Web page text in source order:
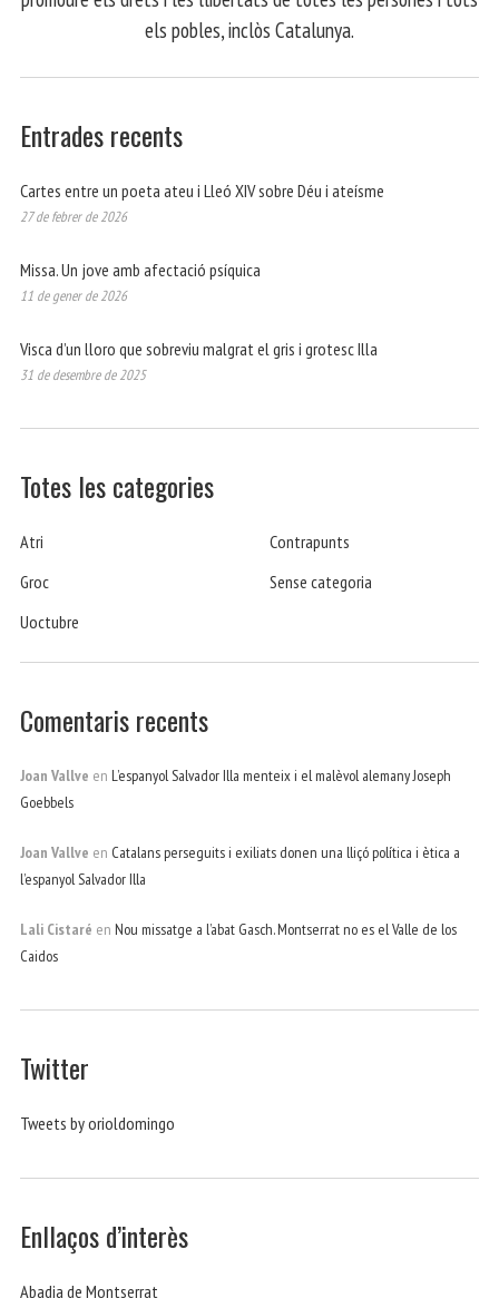
els pobles, inclòs Catalunya.
Entrades recents
Cartes entre un poeta ateu i Lleó XIV sobre Déu i ateísme
27 de febrer de 2026
Missa. Un jove amb afectació psíquica
11 de gener de 2026
Visca d’un lloro que sobreviu malgrat el gris i grotesc Illa
31 de desembre de 2025
Totes les categories
Atri
Contrapunts
Groc
Sense categoria
Uoctubre
Comentaris recents
Joan Vallve en L’espanyol Salvador Illa menteix i el malèvol alemany Joseph
Goebbels
Joan Vallve en Catalans perseguits i exiliats donen una lliçó política i ètica a
l’espanyol Salvador Illa
Lali Cistaré en Nou missatge a l’abat Gasch. Montserrat no es el Valle de los
Caidos
Twitter
Tweets by orioldomingo
Enllaços d’interès
Abadia de Montserrat